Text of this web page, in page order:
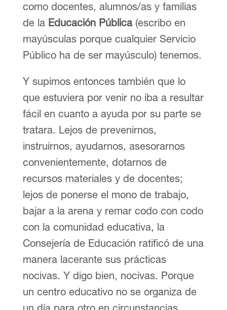
como docentes, alumnos/as y familias
de la Educación Pública(escribo en
mayúsculas porque cualquier Servicio
Público ha de ser mayúsculo) tenemos.
Y supimos entonces también que lo
que estuviera por venir no iba a resultar
fácil en cuanto a ayuda por su parte se
tratara. Lejos de prevenirnos,
instruirnos, ayudarnos, asesorarnos
convenientemente, dotarnos de
recursos materiales y de docentes;
lejos de ponerse el mono de trabajo,
bajar a la arena y remar codo con codo
con la comunidad educativa, la
Consejería de Educación ratificó de una
manera lacerante sus prácticas
nocivas. Y digo bien, nocivas. Porque
un centro educativo no se organiza de